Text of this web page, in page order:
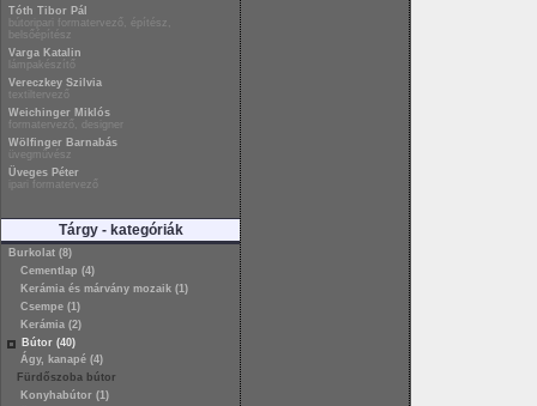
Tóth Tibor Pál
bútoripari formatervező, építész,
belsőépítész
Varga Katalin
lámpakészítő
Vereczkey Szilvia
textiltervező
Weichinger Miklós
formatervező, designer
Wölfinger Barnabás
üvegművész
Üveges Péter
ipari formatervező
Tárgy - kategóriák
Burkolat (8)
Cementlap (4)
Kerámia és márvány mozaik (1)
Csempe (1)
Kerámia (2)
Bútor (40)
Ágy, kanapé (4)
Fürdőszoba bútor
Konyhabútor (1)